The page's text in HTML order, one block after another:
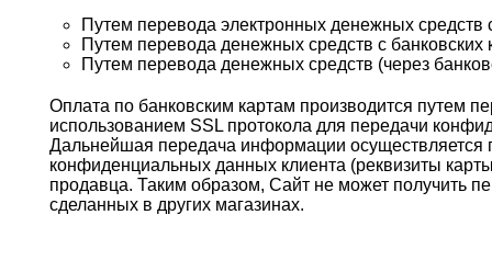
Путем перевода электронных денежных
Путем перевода денежных средств с банковских
Путем перевода денежных средств (через
Оплата по банковским картам производится путем
использованием SSL протокола для передачи
Дальнейшая передача информации
конфиденциальных данных клиента (реквизиты
продавца. Таким образом, Сайт не может получить
сделанных в других магазинах.